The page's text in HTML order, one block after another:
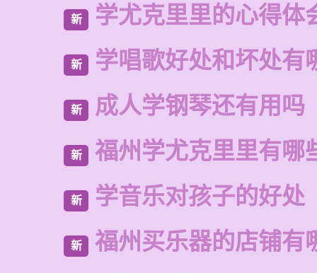
新 学尤克里里的心得体
新 学唱歌好处和坏处有
新 成人学钢琴还有用吗
新 福州学尤克里里有哪
新 学音乐对孩子的好处
新 福州买乐器的店铺有